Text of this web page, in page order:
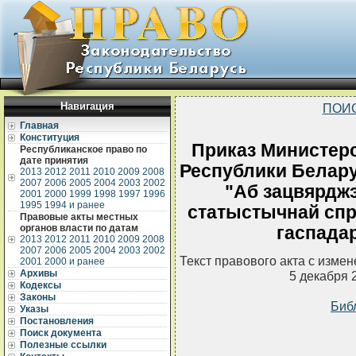
Навигация
Главная
Конституция
Республиканское право по
дате принятия
2013 2012 2011 2010 2009 2008
2007 2006 2005 2004 2003 2002
2001 2000 1999 1998 1997 1996
1995 1994 и ранее
Правовые акты местных
органов власти по датам
2013 2012 2011 2010 2009 2008
2007 2006 2005 2004 2003 2002
2001 2000 и ранее
Архивы
Кодексы
Законы
Указы
Постановления
Поиск документа
Полезные ссылки
Приказ
Республики
"Аб
статыстычнай
Текст правового акта с
5 декабря